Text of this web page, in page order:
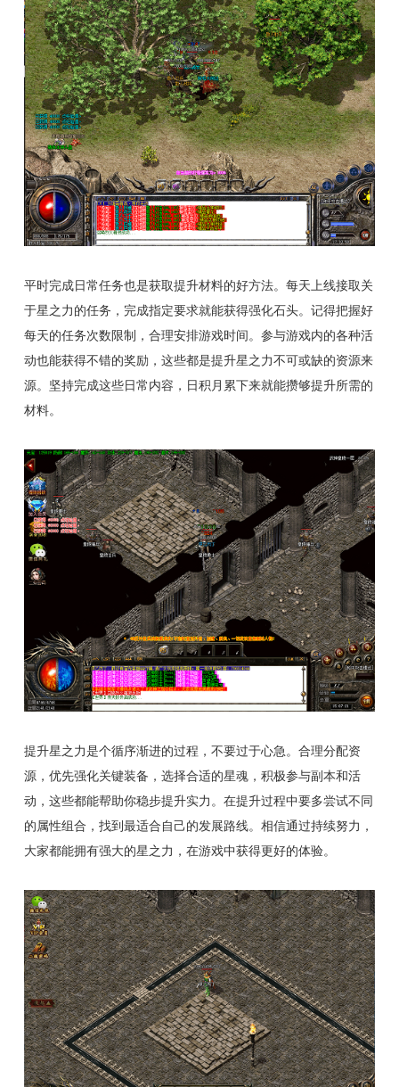
平时完成日常任务也是获取提升材料的好方法。每天上线接取关
于星之力的任务，完成指定要求就能获得强化石头。记得把握好
每天的任务次数限制，合理安排游戏时间。参与游戏内的各种活
动也能获得不错的奖励，这些都是提升星之力不可或缺的资源来
源。坚持完成这些日常内容，日积月累下来就能攒够提升所需的
材料。
提升星之力是个循序渐进的过程，不要过于心急。合理分配资
源，优先强化关键装备，选择合适的星魂，积极参与副本和活
动，这些都能帮助你稳步提升实力。在提升过程中要多尝试不同
的属性组合，找到最适合自己的发展路线。相信通过持续努力，
大家都能拥有强大的星之力，在游戏中获得更好的体验。